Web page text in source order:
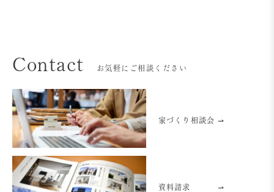
Contact お気軽にご相談ください
家づくり相談会 ⇀
資料請求 ⇀